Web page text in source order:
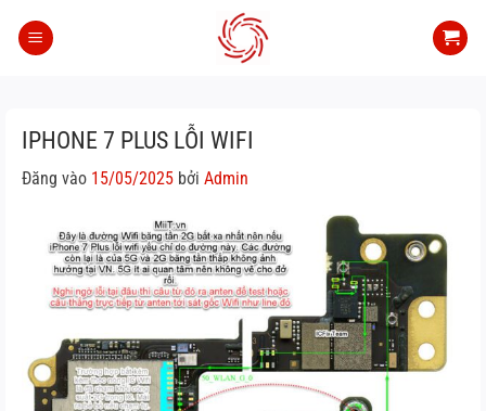
qua
IPHONE 7 PLUS LỖI WIFI
Đăng vào 15/05/2025 bởi Admin